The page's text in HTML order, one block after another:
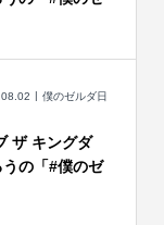
僕のゼルダ日
ザ キングダ
の「#僕のゼ